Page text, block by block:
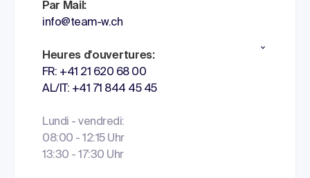
Par Mail:
info@team-w.ch
Heures d'ouvertures:
FR: +41 21 620 68 00
AL/IT: +41 71 844 45 45
Lundi - vendredi:
08:00 - 12:15 Uhr
13:30 - 17:30 Uhr